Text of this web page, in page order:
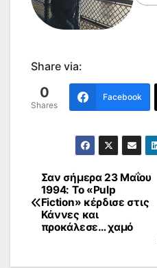
Share via:
0
Shares
Facebook
Πλοήγηση
άρθρων
Σαν σήμερα 23 Μαΐου
1994: Το «Pulp
Fiction» κέρδισε στις
Κάννες και
προκάλεσε… χαμό